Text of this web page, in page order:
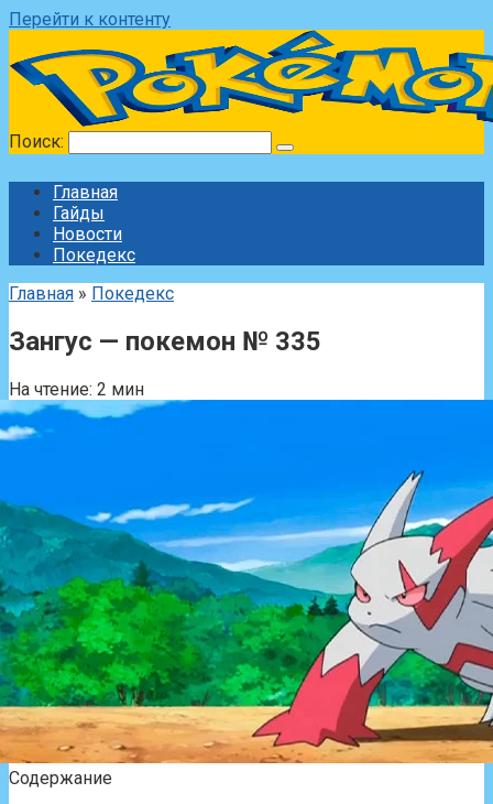
Перейти к контенту
Поиск:
Главная
Гайды
Новости
Покедекс
Главная » Покедекс
Зангус — покемон № 335
На чтение: 2 мин
Содержание